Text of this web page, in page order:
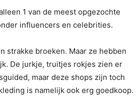
1 van de meest opgezochte
influencers en celebrities.
strakke broeken. Maar ze hebben
De jurkje, truitjes rokjes zien er
maar deze shops zijn toch
is namelijk ook erg goedkoop.